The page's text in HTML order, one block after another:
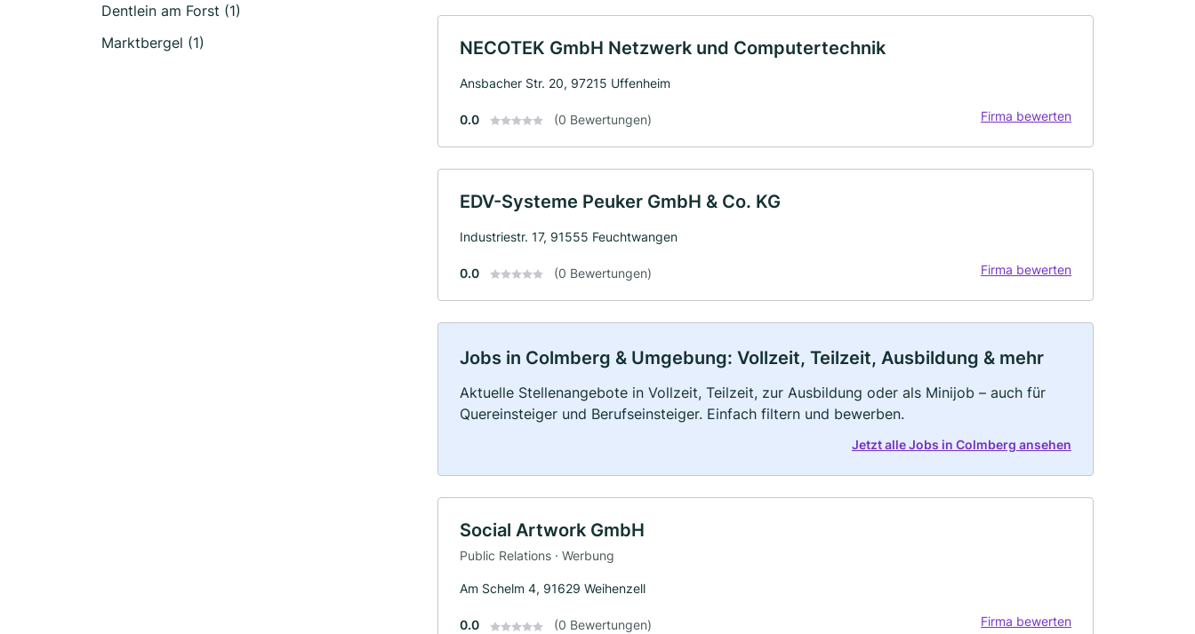
Dentlein am Forst (1)
Marktbergel (1)
NECOTEK GmbH Netzwerk und Computertechnik
Ansbacher Str. 20, 97215 Uffenheim
0.0 (0 Bewertungen) Firma bewerten
EDV-Systeme Peuker GmbH & Co. KG
Industriestr. 17, 91555 Feuchtwangen
0.0 (0 Bewertungen) Firma bewerten
Jobs in Colmberg & Umgebung: Vollzeit, Teilzeit, Ausbildung & mehr
Aktuelle Stellenangebote in Vollzeit, Teilzeit, zur Ausbildung oder als Minijob – auch für
Quereinsteiger und Berufseinsteiger. Einfach filtern und bewerben.
Jetzt alle Jobs in Colmberg ansehen
Social Artwork GmbH
Public Relations · Werbung
Am Schelm 4, 91629 Weihenzell
0.0 (0 Bewertungen) Firma bewerten